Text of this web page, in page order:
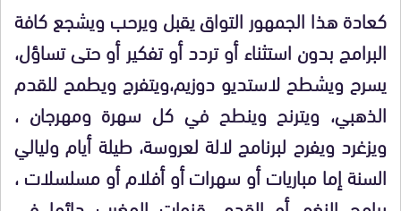
كعادة هذا الجمهور التواق يقبل ويرحب ويشجع كافة
البرامج بدون استثناء أو تردد أو تفكير أو حتى تساؤل،
يسرح ويشطح لاستديو دوزيم،ويتفرج ويطمح للقدم
الذهبي، ويترنح وينطح في كل سهرة ومهرجان ،
ويزغرد ويفرح لبرنامج لالة لعروسة، طيلة أيام وليالي
السنة إما مباريات أو سهرات أو أفلام أو مسلسلات ،